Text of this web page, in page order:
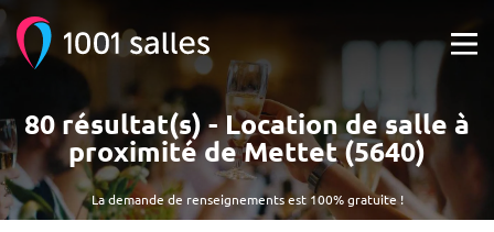
La demande de renseignements est 100% gratuite !
80 résultat(s) - Location de salle à
proximité de Mettet (5640)